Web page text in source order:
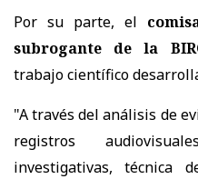
Por su parte, el
subrogante de la
trabajo científico
"A través del análisis de
registros
investigativas, técnica